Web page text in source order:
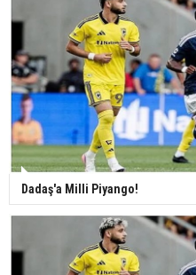
Dadaş'a Milli Piyango!